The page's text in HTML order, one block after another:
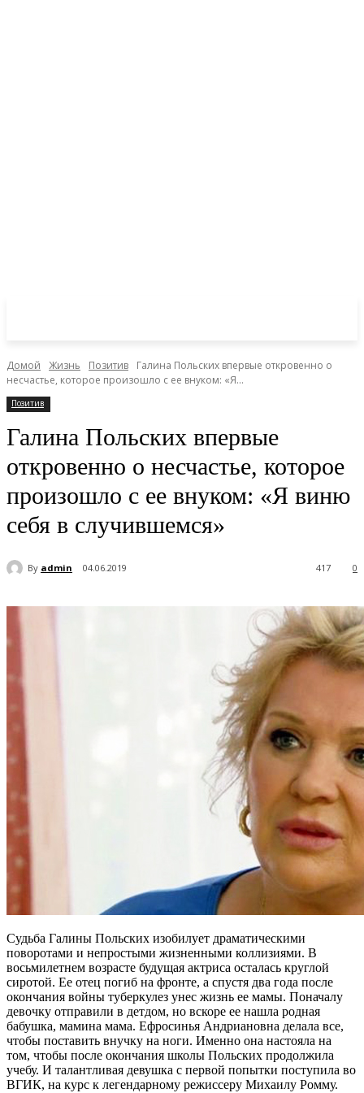
Домой Жизнь Позитив
Галина Польских впервые откровенно о
несчастье, которое произошло с ее внуком: «Я...
Позитив
Галина Польских впервые
откровенно о несчастье, которое
произошло с ее внуком: «Я виню
себя в случившемся»
By admin 04.06.2019 0
417
Судьба Галины Польских изобилует драматическими
поворотами и непростыми жизненными коллизиями. В
восьмилетнем возрасте будущая актриса осталась круглой
сиротой. Ее отец погиб на фронте, а спустя два года после
окончания войны туберкулез унес жизнь ее мамы. Поначалу
девочку отправили в детдом, но вскоре ее нашла родная
бабушка, мамина мама. Ефросинья Андриановна делала все,
чтобы поставить внучку на ноги. Именно она настояла на
том, чтобы после окончания школы Польских продолжила
учебу. И талантливая девушка с первой попытки поступила во
ВГИК, на курс к легендарному режиссеру Михаилу Ромму.